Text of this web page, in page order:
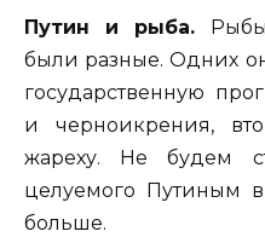
Путин и рыба.
были разные. Одних
государственную
и черноикрения,
жареху. Не будем
целуемого Путиным
больше.